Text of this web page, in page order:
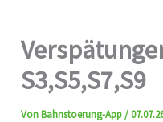
S3,S5,S7,S9
VonBahnstoerung-App/